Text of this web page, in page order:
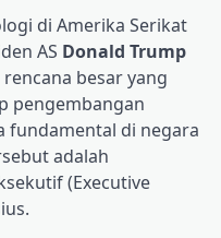
di Amerika Serikat
AS Donald Trump
besar yang
pengembangan
fundamental di negara
adalah
(Executive